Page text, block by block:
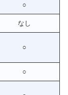
○
なし
○
○